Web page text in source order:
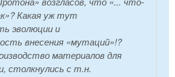
Какая уж тут
эволюции и
внесения «мутаций»!?
материалов для
столкнулись с т.н.